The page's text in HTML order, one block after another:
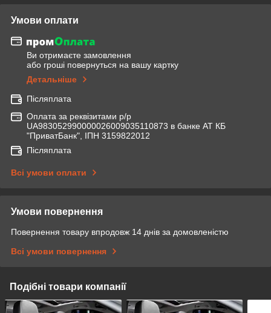
Умови оплати
Ви отримаєте замовлення
або гроші повернуться на вашу картку
Детальніше
Післяплата
Оплата за реквізитами р/р
UA983052990000026009035110873 в банке АТ КБ
"ПриватБанк", ІПН 3159822012
Післяплата
Всі умови оплати
Умови повернення
Повернення товару впродовж 14 днів за домовленістю
Всі умови повернення
Подібні товари компанії